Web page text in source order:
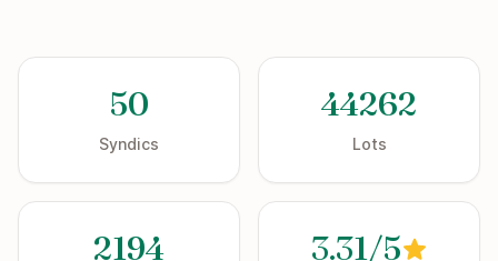
50
Syndics
44262
Lots
2194 3.31/5